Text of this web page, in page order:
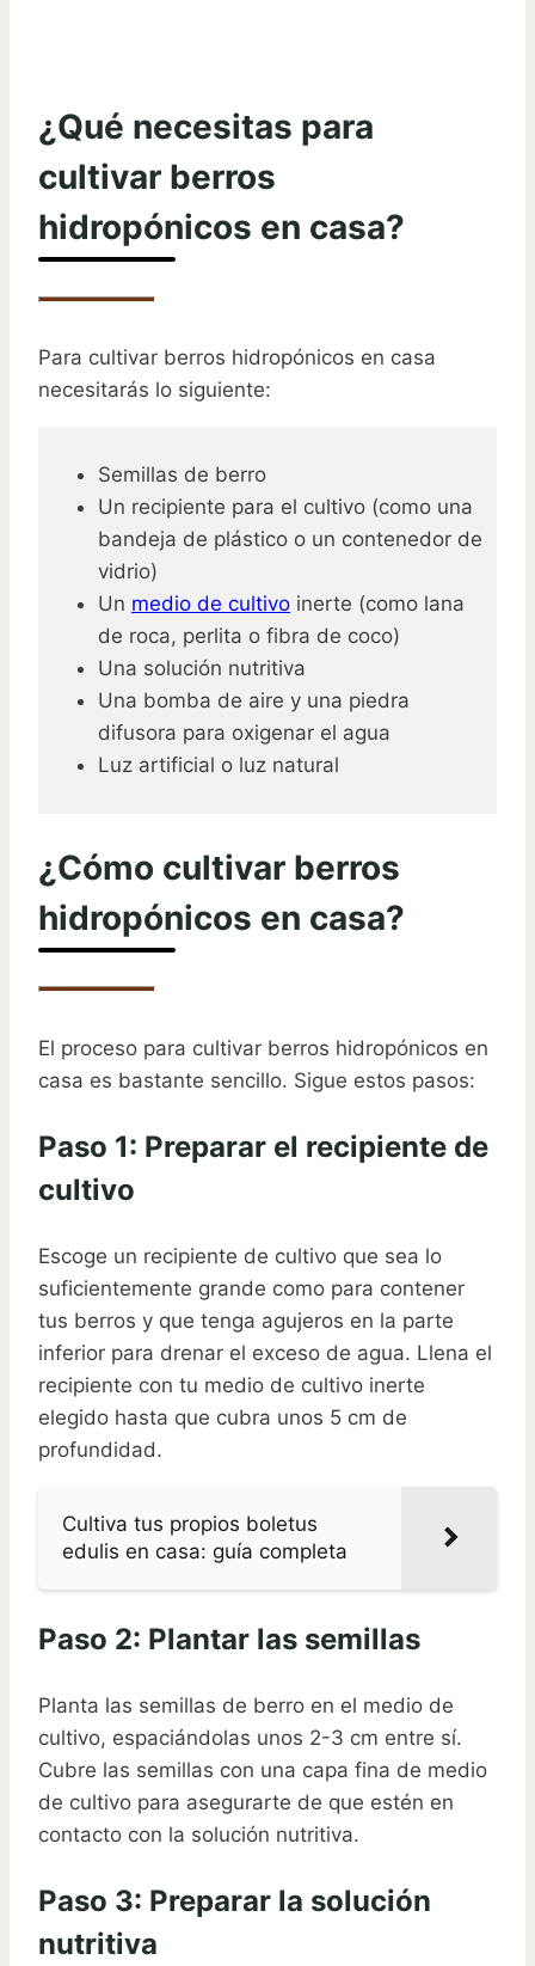
¿Qué necesitas para
cultivar berros
hidropónicos en casa?
Para cultivar berros hidropónicos en casa
necesitarás lo siguiente:
Semillas de berro
Un recipiente para el cultivo (como una
bandeja de plástico o un contenedor de
vidrio)
Un medio de cultivo inerte (como lana
de roca, perlita o fibra de coco)
Una solución nutritiva
Una bomba de aire y una piedra
difusora para oxigenar el agua
Luz artificial o luz natural
¿Cómo cultivar berros
hidropónicos en casa?
El proceso para cultivar berros hidropónicos en
casa es bastante sencillo. Sigue estos pasos:
Paso 1: Preparar el recipiente de
cultivo
Escoge un recipiente de cultivo que sea lo
suficientemente grande como para contener
tus berros y que tenga agujeros en la parte
inferior para drenar el exceso de agua. Llena el
recipiente con tu medio de cultivo inerte
elegido hasta que cubra unos 5 cm de
profundidad.
Cultiva tus propios boletus
edulis en casa: guía completa
Paso 2: Plantar las semillas
Planta las semillas de berro en el medio de
cultivo, espaciándolas unos 2-3 cm entre sí.
Cubre las semillas con una capa fina de medio
de cultivo para asegurarte de que estén en
contacto con la solución nutritiva.
Paso 3: Preparar la solución
nutritiva